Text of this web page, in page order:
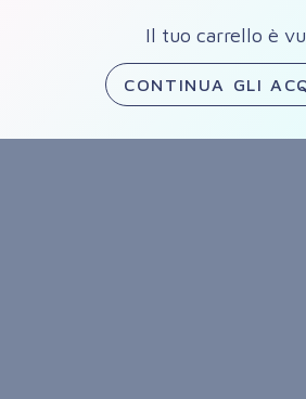
Il tuo carrello è
CONTINUA GLI